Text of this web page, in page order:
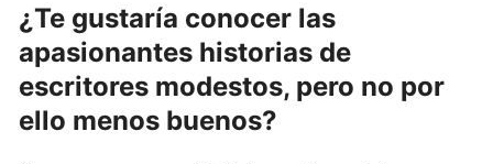
¿Te gustaría conocer las
apasionantes historias de
escritores modestos, pero no por
ello menos buenos?